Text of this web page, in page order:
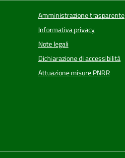
Amministrazione trasparente
Informativa privacy
Note legali
Dichiarazione di accessibilità
Attuazione misure PNRR